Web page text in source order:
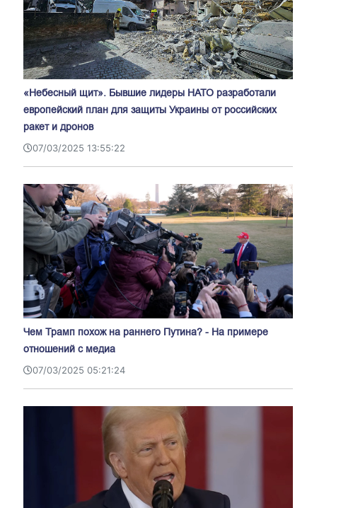
«Небесный щит». Бывшие лидеры НАТО разработали
европейский план для защиты Украины от российских
ракет и дронов
07/03/2025 13:55:22
Чем Трамп похож на раннего Путина? - На примере
отношений с медиа
07/03/2025 05:21:24